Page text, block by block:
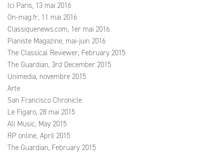
Ici Paris, 13 mai 2016
On-mag.fr, 11 mai 2016
Classiquenews.com, 1er mai 2016
Pianiste Magazine, mai-juin 2016
The Classical Reviewer, February 2015
The Guardian, 3rd December 2015
Unimedia, novembre 2015
Arte
San Francisco Chronicle
Le Figaro, 28 mai 2015
All Music, May 2015
RP online, April 2015
The Guardian, February 2015